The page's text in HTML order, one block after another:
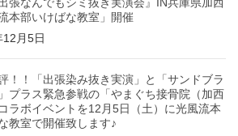
本部いけばな教室」開催
12月5日
！！「出張染み抜き実演」と「サンドブラ
プラス緊急参戦の「やまぐち接骨院（加西
ラボイベントを12月5日（土）に光風流本
教室で開催致します♪